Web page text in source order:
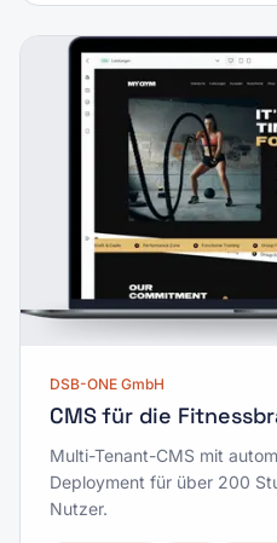
DSB-ONE GmbH
CMS für die
Multi-Tenant-CMS mit
Deployment für über 200
Nutzer.